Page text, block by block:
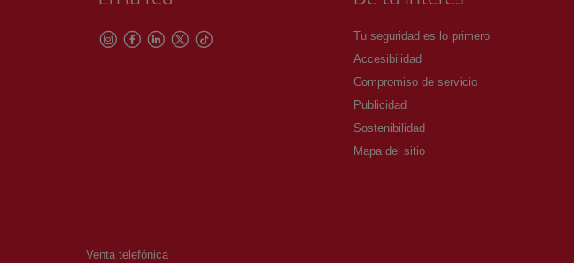
Tu seguridad es lo primero
Accesibilidad
Compromiso de servicio
Publicidad
Sostenibilidad
Mapa del sitio
Venta telefónica